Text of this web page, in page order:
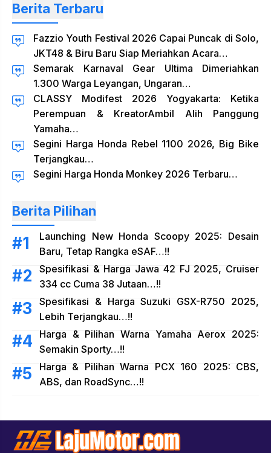
Berita Terbaru
Fazzio Youth Festival 2026 Capai Puncak di Solo,
JKT48 & Biru Baru Siap Meriahkan Acara…
Semarak Karnaval Gear Ultima Dimeriahkan
1.300 Warga Leyangan, Ungaran…
CLASSY Modifest 2026 Yogyakarta: Ketika
Perempuan & KreatorAmbil Alih Panggung
Yamaha…
Segini Harga Honda Rebel 1100 2026, Big Bike
Terjangkau…
Segini Harga Honda Monkey 2026 Terbaru…
Berita Pilihan
Launching New Honda Scoopy 2025: Desain
Baru, Tetap Rangka eSAF…!!
Spesifikasi & Harga Jawa 42 FJ 2025, Cruiser
334 cc Cuma 38 Jutaan…!!
Spesifikasi & Harga Suzuki GSX-R750 2025,
Lebih Terjangkau…!!
Harga & Pilihan Warna Yamaha Aerox 2025:
Semakin Sporty…!!
Harga & Pilihan Warna PCX 160 2025: CBS,
ABS, dan RoadSync…!!